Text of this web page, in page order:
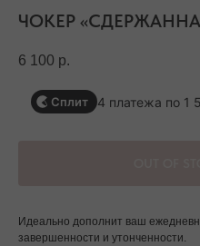
ЧОКЕР
6 100 р.
Сплит 4 платежа по 1
Идеально дополнит ваш
завершенности и утонченности.